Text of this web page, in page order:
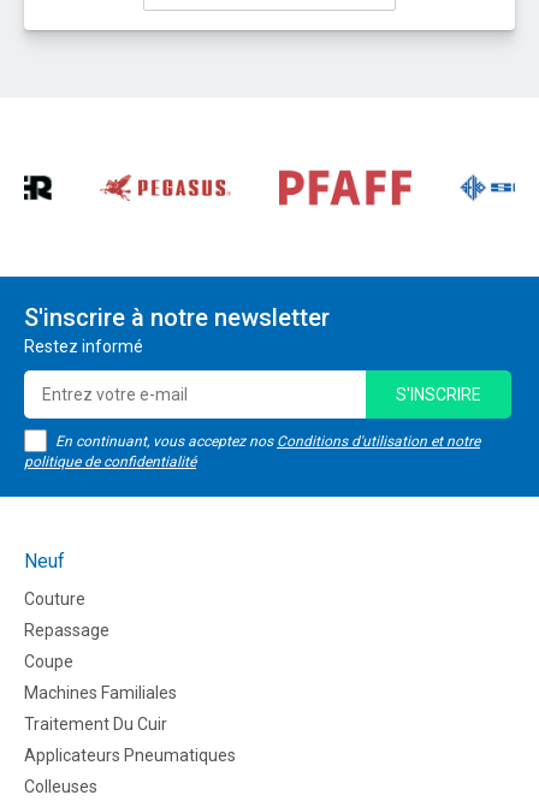
S'inscrire à notre newsletter
Restez informé
En continuant, vous acceptez nos Conditions d'utilisation et notre
politique de confidentialité
S'INSCRIRE
Neuf
Couture
Repassage
Coupe
Machines Familiales
Traitement Du Cuir
Applicateurs Pneumatiques
Colleuses